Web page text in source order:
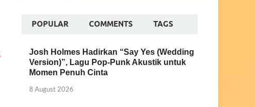
POPULAR COMMENTS TAGS
Josh Holmes Hadirkan “Say Yes (Wedding
Version)”, Lagu Pop-Punk Akustik untuk
Momen Penuh Cinta
8 August 2026